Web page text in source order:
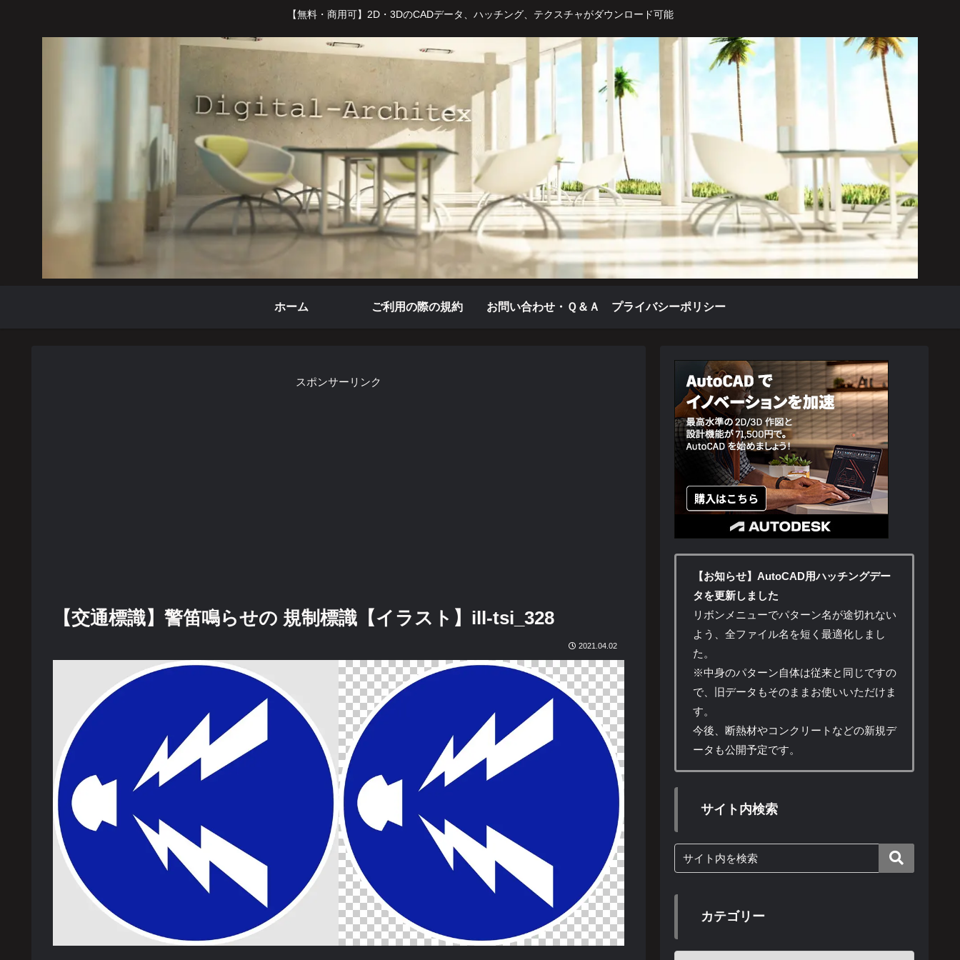
【無料・商用可】2D・3DのCADデータ、ハッチング、テクスチャがダウンロード可能
ホーム ご利用の際の規約 お問い合わせ・Ｑ＆Ａ プライバシーポリシー
スポンサーリンク
【交通標識】警笛鳴らせの 規制標識【イラスト】ill-tsi_328
2021.04.02
【お知らせ】AutoCAD用ハッチングデー
タを更新しました
リボンメニューでパターン名が途切れない
よう、全ファイル名を短く最適化しまし
た。
※中身のパターン自体は従来と同じですの
で、旧データもそのままお使いいただけま
す。
今後、断熱材やコンクリートなどの新規デ
ータも公開予定です。
サイト内検索
カテゴリー